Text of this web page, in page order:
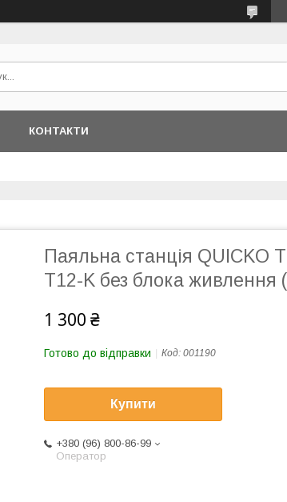
КОНТАКТИ
Паяльна станція QUICKO
T12-K без блока живлення
1 300 ₴
Готово до відправки Код: 001190
Купити
+380 (96) 800-86-99
Оператор